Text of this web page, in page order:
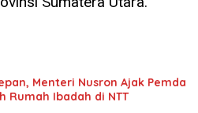
Menteri Nusron Ajak Pemda
Rumah Ibadah di NTT